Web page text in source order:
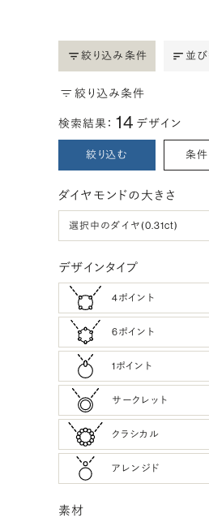
絞り込み条件 並
絞り込み条件
検索結果： 14 デザイン
絞り込む 条件
ダイヤモンドの大きさ
デザインタイプ
4ポイント
6ポイント
1ポイント
サークレット
クラシカル
アレンジド
素材